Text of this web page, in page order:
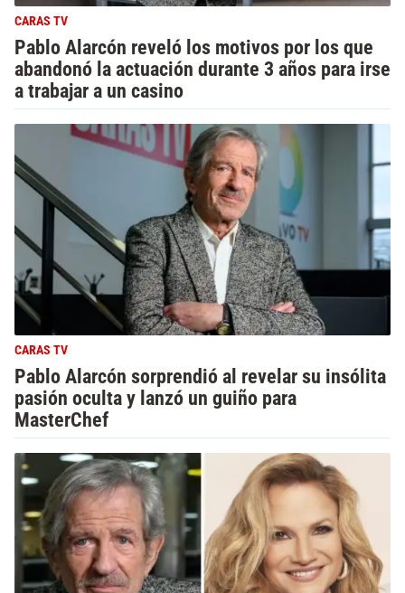
CARAS TV
Pablo Alarcón reveló los motivos por los que
abandonó la actuación durante 3 años para irse
a trabajar a un casino
CARAS TV
Pablo Alarcón sorprendió al revelar su insólita
pasión oculta y lanzó un guiño para
MasterChef